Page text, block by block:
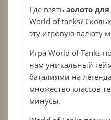
Где взятьзолото
World of tanks?
эту игровую валюту
Игра World of Tanks
нам уникальный
баталиями на
множество классов
минусы.